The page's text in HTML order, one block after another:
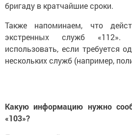
бригаду в кратчайшие сроки.
Также напоминаем, что
экстренных служб «112».
использовать, если требуется
нескольких служб (например,
Какую информацию нужно
«103»?